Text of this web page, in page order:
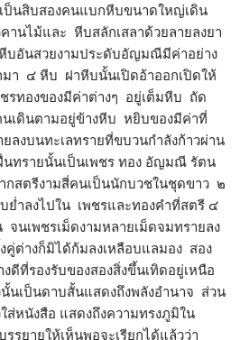
นสิบสองคนแบกหีบขนาดใหญ่เดิน
นไม้และ หีบสลักเสลาด้วยลายลงยา
อันสวยงามประดับอัญมณีมีค่าอย่าง
า ๔ หีบ ฝาหีบนั้นเปิดอ้าออกเปิดให้
รทองของมีค่าต่างๆ อยู่เต็มหีบ ถัด
เดินตามอยู่ข้างหีบ หยิบของมีค่าที่
ลงบนทะเลทรายที่ขบวนกำลังก้าวผ่าน
ทรายนั้นเป็นเพชร ทอง อัญมณี รัตน
สตรีงามสี่คนเป็นนักบวชในชุดขาว ๒
ย่ำลงไปใน เพชรและทองคำที่สตรี ๔
นเพชรเม็ดงามหลายเม็ดจมทรายลง
ต่างก็มิได้ก้มลงเหลือบแลมอง สอง
ดีที่รองรับของสองสิ่งขึ้นเทิดอยู่เหนือ
เป็นดาบสั้นแสดงถึงพลังอำนาจ ส่วน
หนังสือ แสดงถึงความทรงภูมิใน
รยายให้เห็นพอจะเรียกได้แล้วว่า